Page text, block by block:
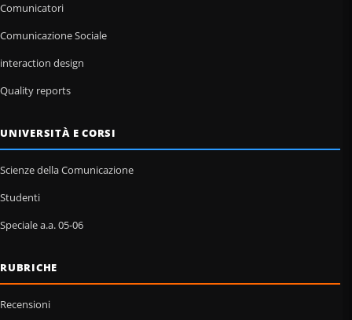
Comunicatori
Comunicazione Sociale
interaction design
Quality reports
UNIVERSITÀ E CORSI
Scienze della Comunicazione
Studenti
Speciale a.a. 05-06
RUBRICHE
Recensioni